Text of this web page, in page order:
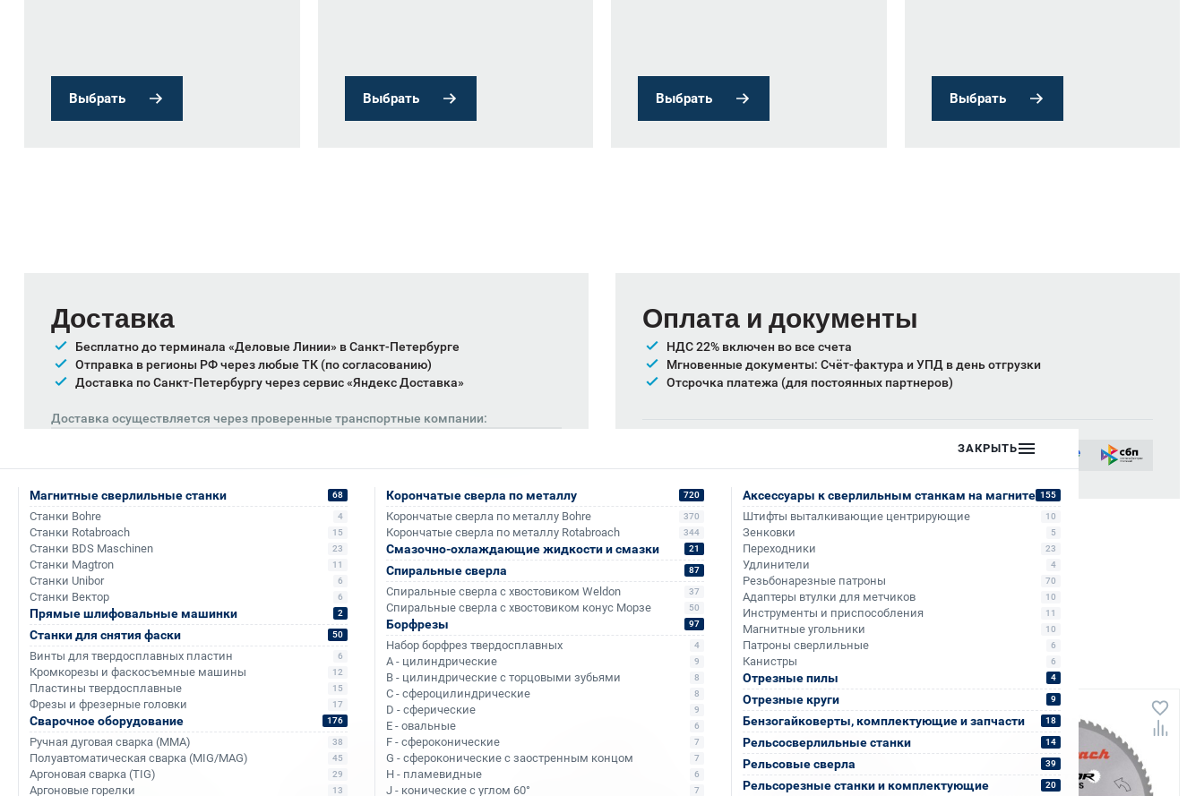
Выбрать Выбрать Выбрать Выбрать
Доставка
Бесплатно до терминала «Деловые Линии» в Санкт-Петербурге
Отправка в регионы РФ через любые ТК (по согласованию)
Доставка по Санкт-Петербургу через сервис «Яндекс Доставка»
Доставка осуществляется через проверенные транспортные компании:
Оплата и документы
НДС 22% включен во все счета
Мгновенные документы: Счёт-фактура и УПД в день отгрузки
Отсрочка платежа (для постоянных партнеров)
Аналоги и похожие товары
ЗАКРЫТЬ
Магнитные сверлильные станки 68
Станки Bohre 4
Станки Rotabroach 15
Станки BDS Maschinen 23
Станки Magtron 11
Станки Unibor 6
Станки Вектор 6
Прямые шлифовальные машинки 2
Станки для снятия фаски 50
Винты для твердосплавных пластин 6
Кромкорезы и фаскосъемные машины 12
Пластины твердосплавные 15
Фрезы и фрезерные головки 17
Сварочное оборудование 176
Ручная дуговая сварка (MMA) 38
Полуавтоматическая сварка (MIG/MAG) 45
Аргоновая сварка (TIG) 29
Аргоновые горелки 13
Корончатые сверла по металлу 720
Корончатые сверла по металлу Bohre 370
Корончатые сверла по металлу Rotabroach 344
Смазочно-охлаждающие жидкости и смазки 21
Спиральные сверла 87
Спиральные сверла с хвостовиком Weldon 37
Спиральные сверла с хвостовиком конус Морзе 50
Борфрезы 97
Набор борфрез твердосплавных 4
A - цилиндрические 9
B - цилиндрические с торцовыми зубьями 8
C - сфероцилиндрические 8
D - сферические 9
E - овальные 6
F - сфероконические 7
G - сфероконические с заостренным концом 7
H - пламевидные 6
J - конические с углом 60° 7
Аксессуары к сверлильным станкам на магните 155
Штифты выталкивающие центрирующие 10
Зенковки 5
Переходники 23
Удлинители 4
Резьбонарезные патроны 70
Адаптеры втулки для метчиков 10
Инструменты и приспособления 11
Магнитные угольники 10
Патроны сверлильные 6
Канистры 6
Отрезные пилы 4
Отрезные круги 9
Бензогайковерты, комплектующие и запчасти 18
Рельсосверлильные станки 14
Рельсовые сверла 39
Рельсорезные станки и комплектующие 20